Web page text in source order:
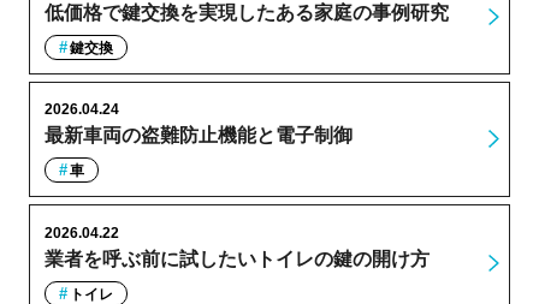
低価格で鍵交換を実現したある家庭の事例研究
鍵交換
最新車両の盗難防止機能と電子制御
2026.04.24
車
業者を呼ぶ前に試したいトイレの鍵の開け方
2026.04.22
トイレ